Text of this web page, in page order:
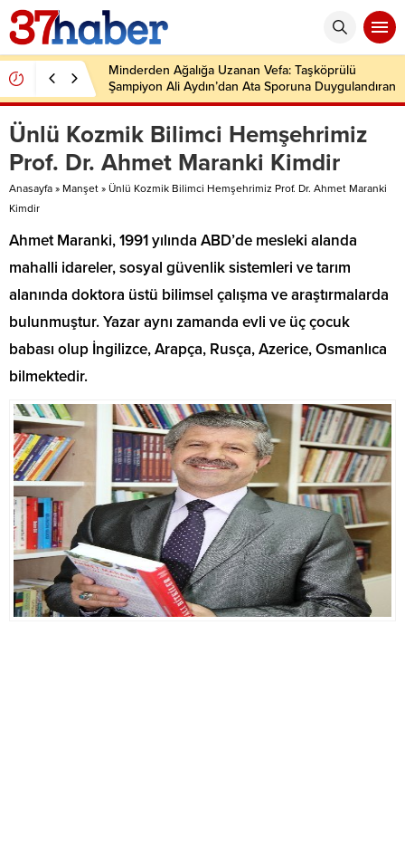
Minderden Ağalığa Uzanan Vefa: Taşköprülü
Şampiyon Ali Aydın’dan Ata Sporuna Duygulandıran
Dönüş
Ünlü Kozmik Bilimci Hemşehrimiz
Prof. Dr. Ahmet Maranki Kimdir
Anasayfa » Manşet » Ünlü Kozmik Bilimci Hemşehrimiz Prof. Dr. Ahmet Maranki
Kimdir
Ahmet Maranki, 1991 yılında ABD’de mesleki alanda
mahalli idareler, sosyal güvenlik sistemleri ve tarım
alanında doktora üstü bilimsel çalışma ve araştırmalarda
bulunmuştur. Yazar aynı zamanda evli ve üç çocuk
babası olup İngilizce, Arapça, Rusça, Azerice, Osmanlıca
bilmektedir.